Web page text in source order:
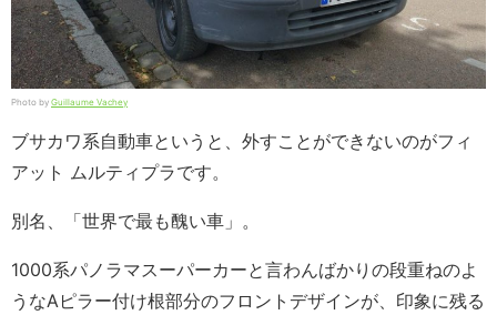
Photo by Guillaume Vachey
ブサカワ系自動車というと、外すことができないのがフィ
アット ムルティプラです。
別名、「世界で最も醜い車」。
1000系パノラマスーパーカーと言わんばかりの段重ねのよ
うなAピラー付け根部分のフロントデザインが、印象に残る